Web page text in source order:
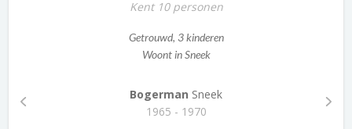
Kent 10 personen
Getrouwd, 3 kinderen
Woont in Sneek
Bogerman Sneek
1965 - 1970